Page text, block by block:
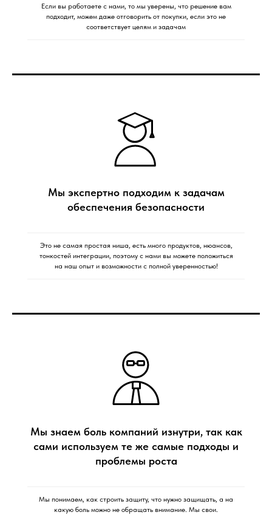
Если вы работаете с нами, то мы уверены, что решение вам
подходит, можем даже отговорить от покупки, если это не
соответствует целям и задачам
Мы экспертно подходим к задачам
обеспечения безопасности
Это не самая простая ниша, есть много продуктов, нюансов,
тонкостей интеграции, поэтому с нами вы можете положиться
на наш опыт и возможности с полной уверенностью!
Мы знаем боль компаний изнутри, так как
сами используем те же самые подходы и
проблемы роста
Мы понимаем, как строить защиту, что нужно защищать, а на
какую боль можно не обращать внимание. Мы свои.